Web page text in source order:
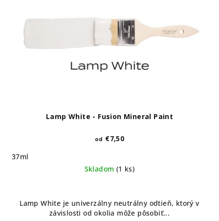
Lamp White - Fusion Mineral Paint
od €7,50
37ml
Skladom (1 ks)
Lamp White je univerzálny neutrálny odtieň, ktorý v
závislosti od okolia môže pôsobiť...